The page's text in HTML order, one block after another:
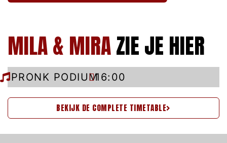
MILA & MIRAZIE JE HIER
PRONK PODIUM16:00
BEKIJK DE COMPLETE TIMETABLE